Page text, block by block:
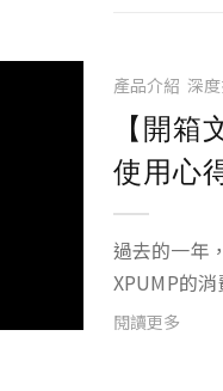
產品介紹 深
【開
使用心
過去的一年
XPUMP的
位消費者手
閱讀更多